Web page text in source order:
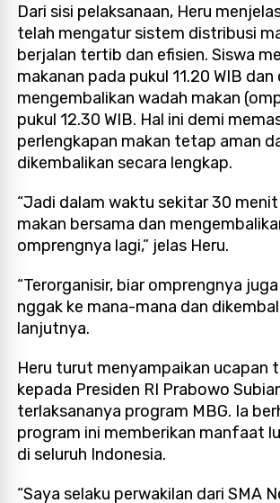
Dari sisi pelaksanaan, Heru
telah mengatur sistem distribusi
berjalan tertib dan efisien. Siswa
makanan pada pukul 11.20 WIB
mengembalikan wadah makan
pukul 12.30 WIB. Hal ini demi
perlengkapan makan tetap aman
dikembalikan secara lengkap.
“Jadi dalam waktu sekitar 30
makan bersama dan
omprengnya lagi,” jelas Heru.
“Terorganisir, biar omprengnya
nggak ke mana-mana dan
lanjutnya.
Heru turut menyampaikan ucapan
kepada Presiden RI Prabowo
terlaksananya program MBG. Ia
program ini memberikan manfaat
di seluruh Indonesia.
“Saya selaku perwakilan dari SMA